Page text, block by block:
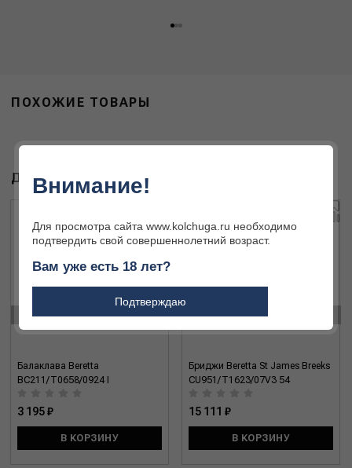
ПОХОЖИЕ ТОВАРЫ
ДРУГИЕ ТОВАРЫ БРЕНДА
Балаклава Beretta
BC211/T0658/0924 I
3 195 ₽
В КОРЗИНУ
Бриджи Beretta St James Breeks
CU951/T1623/07V3 54
15 111 ₽
В КОРЗИНУ
Внимание!
Для просмотра сайта www.kolchuga.ru необходимо
подтвердить свой совершеннолетний возраст.
Вам уже есть 18 лет?
Подтверждаю